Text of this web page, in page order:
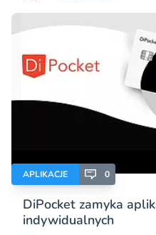
APLIKACJE 0
DiPocket zamyka
indywidualnych